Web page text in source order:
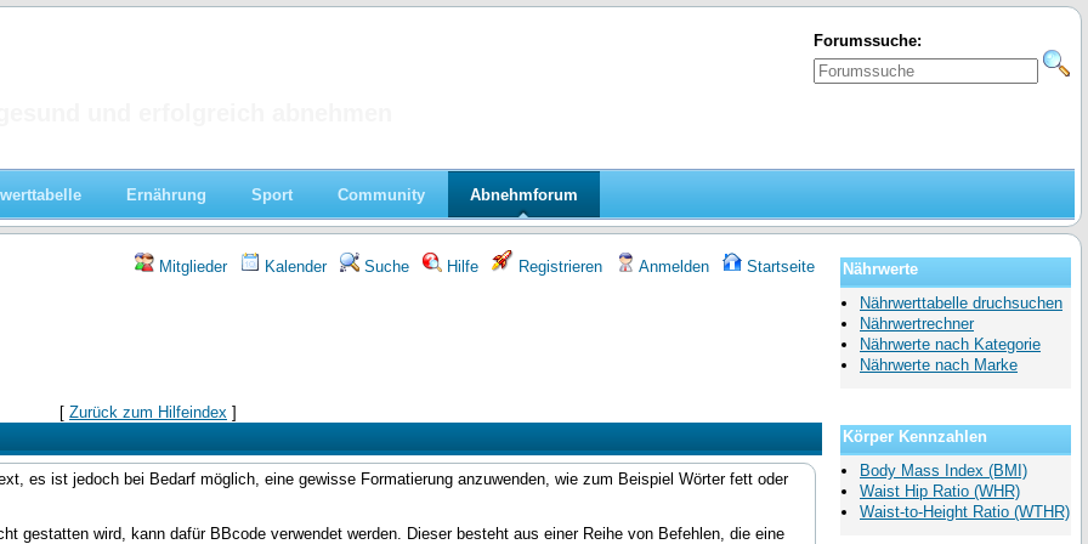
Forumssuche:
Ernährung Sport Community Abnehmforum
Mitglieder Kalender Suche Hilfe Registrieren Anmelden Startseite
[ Zurück zum Hilfeindex ]
es ist jedoch bei Bedarf möglich, eine gewisse Formatierung anzuwenden, wie zum Beispiel Wörter fett oder
gestatten wird, kann dafür BBcode verwendet werden. Dieser besteht aus einer Reihe von Befehlen, die eine
Nährwerte
Nährwerttabelle druchsuchen
Nährwertrechner
Nährwerte nach Kategorie
Nährwerte nach Marke
Körper Kennzahlen
Body Mass Index (BMI)
Waist Hip Ratio (WHR)
Waist-to-Height Ratio (WTHR)